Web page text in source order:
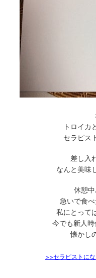
トロイカ
セラピス
差し入
なんと美味
休憩
急いで食べ
私にとって
今でも新人時
懐かし
>>セラピストに